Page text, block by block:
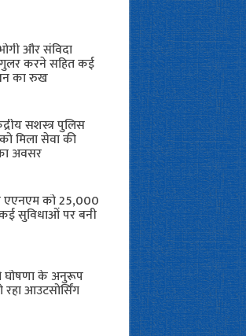
और संविदा
करने सहित कई
का रुख
सशस्त्र पुलिस
मिला सेवा की
अवसर
एएनएम को 25,000
सुविधाओं पर बनी
घोषणा के अनुरूप
रहा आउटसोर्सिंग